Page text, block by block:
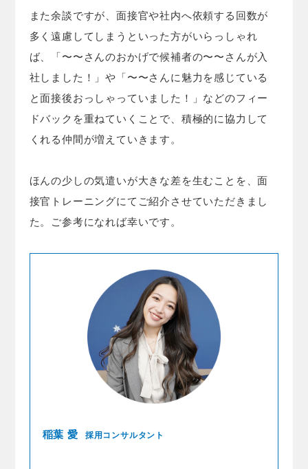
また余談ですが、面接官や社内へ依頼する回数が
多く遠慮してしまうといった方がいらっしゃれ
ば、「〜〜さんのおかげで候補者の〜〜さんが入
社しました！」や「〜〜さんに魅力を感じている
と面接後おっしゃっていました！」などのフィー
ドバックを重ねていくことで、積極的に協力して
くれる仲間が増えていきます。
ほんの少しの気遣いが大きな差を生むことを、面
接官トレーニングにてご紹介させていただきまし
た。ご参考になれば幸いです。
稲葉 愛 採用コンサルタント